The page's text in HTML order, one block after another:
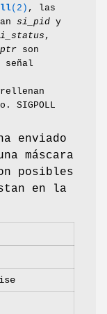
(2) , las
si_pid y
,
son
señal
rellenan
enviado
máscara
posibles
en la